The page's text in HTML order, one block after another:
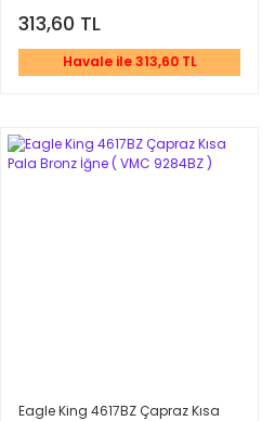
313,60 TL
Havale ile 313,60 TL
Eagle King 4617BZ Çapraz Kısa